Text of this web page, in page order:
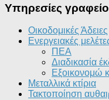
Υπηρεσίες
Οικοδομικές Άδειες
Ενεργειακές
ΠΕΑ
Διαδικασία
Εξοικονομώ
Μεταλλικά κτίρια
Τακτοποίηση